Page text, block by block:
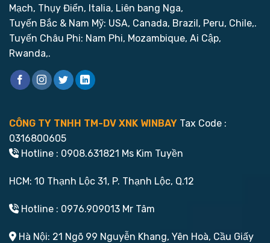
Mạch, Thụy Điển, Italia, Liên bang Nga,
Tuyến Bắc & Nam Mỹ: USA, Canada, Brazil, Peru, Chile,.
Tuyến Châu Phi: Nam Phi, Mozambique, Ai Cập,
Rwanda,.
CÔNG TY TNHH TM-DV XNK WINBAY Tax Code :
0316800605
Hotline : 0908.631821 Ms Kim Tuyền
HCM: 10 Thạnh Lộc 31, P. Thạnh Lộc, Q.12
Hotline : 0976.909013 Mr Tâm
Hà Nội: 21 Ngõ 99 Nguyễn Khang, Yên Hoà, Cầu Giấy